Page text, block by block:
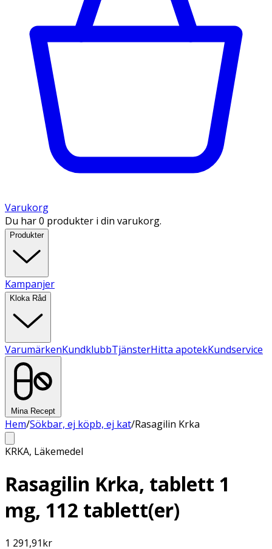
Varukorg
Du har 0 produkter i din varukorg.
Produkter
Kampanjer
Kloka Råd
VarumärkenKundklubbTjänsterHitta apotekKundservice
Mina Recept
Hem/Sökbar, ej köpb, ej kat/Rasagilin Krka
KRKA, Läkemedel
Rasagilin Krka, tablett 1
mg, 112 tablett(er)
1 291,91kr